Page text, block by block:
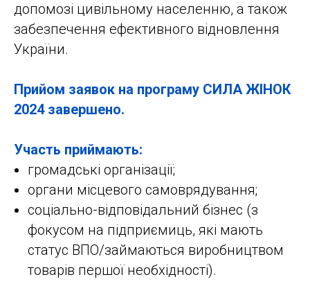
допомозі цивільному населенню, а також
забезпечення ефективного відновлення
України.
Прийом заявок на програму СИЛА ЖІНОК
2024 завершено.
Участь приймають:
громадські організації;
органи місцевого самоврядування;
соціально-відповідальний бізнес (з
фокусом на підприємиць, які мають
статус ВПО/займаються виробництвом
товарів першої необхідності).